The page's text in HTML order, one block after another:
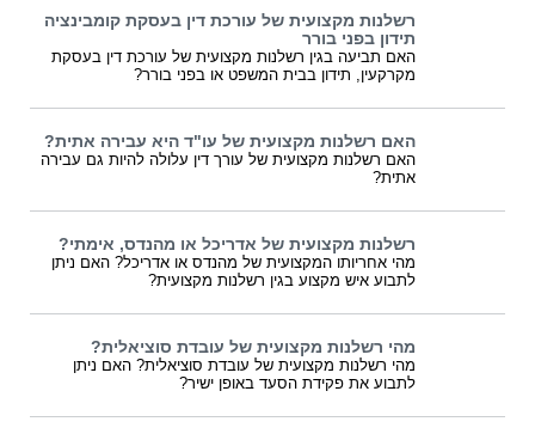
רשלנות מקצועית של עורכת דין בעסקת קומבינציה
תידון בפני בורר
האם תביעה בגין רשלנות מקצועית של עורכת דין בעסקת
מקרקעין, תידון בבית המשפט או בפני בורר?
האם רשלנות מקצועית של עו"ד היא עבירה אתית?
האם רשלנות מקצועית של עורך דין עלולה להיות גם עבירה
אתית?
רשלנות מקצועית של אדריכל או מהנדס, אימתי?
מהי אחריותו המקצועית של מהנדס או אדריכל? האם ניתן
לתבוע איש מקצוע בגין רשלנות מקצועית?
מהי רשלנות מקצועית של עובדת סוציאלית?
מהי רשלנות מקצועית של עובדת סוציאלית? האם ניתן
לתבוע את פקידת הסעד באופן ישיר?